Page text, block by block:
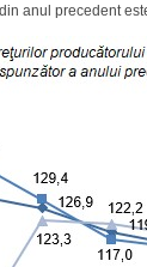
anul precedent